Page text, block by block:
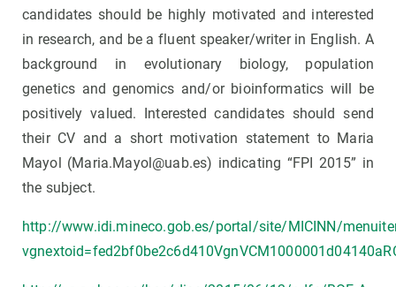
candidates should be highly motivated and interested
in research, and be a fluent speaker/writer in English. A
background in evolutionary biology, population
genetics and genomics and/or bioinformatics will be
positively valued. Interested candidates should send
their CV and a short motivation statement to Maria
Mayol (Maria.Mayol@uab.es) indicating “FPI 2015” in
the subject.
http://www.idi.mineco.gob.es/portal/site/MICINN/